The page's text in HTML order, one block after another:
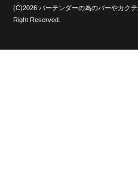
(C)2026 バーテンダーの為のバーやカク
Right Reserved.